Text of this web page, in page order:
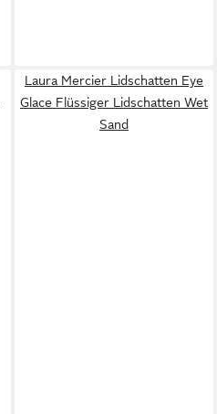
Laura Mercier Lidschatten Eye
Glace Flüssiger Lidschatten Wet
Sand